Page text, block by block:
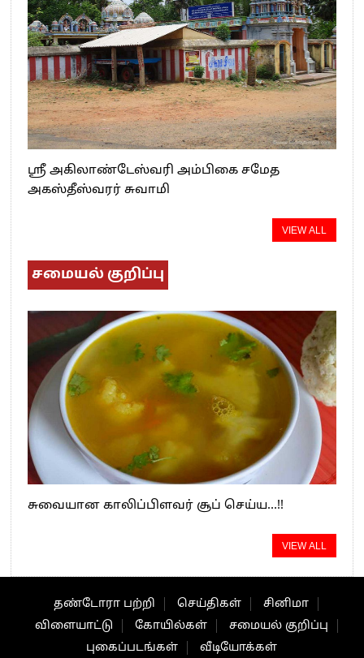
ஸ்ரீ அகிலாண்டேஸ்வரி அம்பிகை சமேத
அகஸ்தீஸ்வரர் சுவாமி
VIEW ALL
சமையல் குறிப்பு
சுவையான காலிப்பிளவர் சூப் செய்ய…!!
VIEW ALL
தண்டோரா பற்றி செய்திகள்
சினிமா
விளையாட்டு
கோயில்கள்
சமையல் குறிப்பு
புகைப்படங்கள்
வீடியோக்கள்